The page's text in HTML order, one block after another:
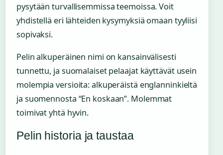
pysytään turvallisemmissa teemoissa. Voit
yhdistellä eri lähteiden kysymyksiä omaan tyyliisi
sopivaksi.
Pelin alkuperäinen nimi on kansainvälisesti
tunnettu, ja suomalaiset pelaajat käyttävät usein
molempia versioita: alkuperäistä englanninkieltä
ja suomennosta “En koskaan”. Molemmat
toimivat yhtä hyvin.
Pelin historia ja taustaa